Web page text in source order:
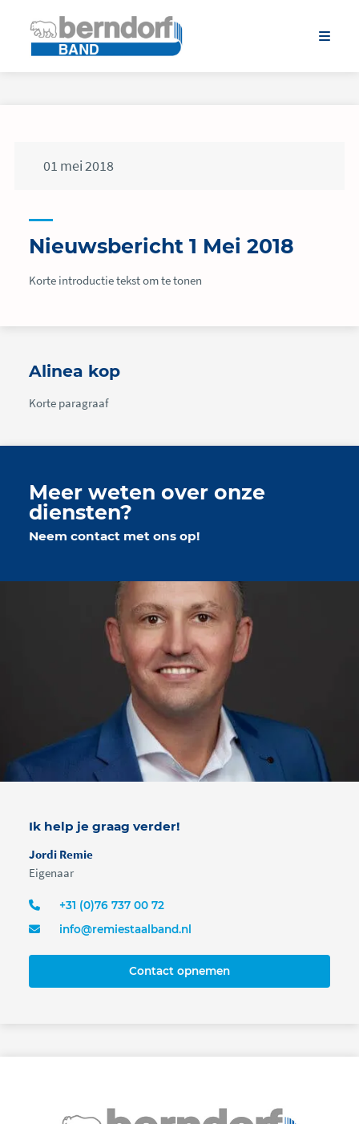
01 mei2018
Nieuwsbericht 1 Mei 2018
Korte introductie tekst om te tonen
Alinea kop
Korte paragraaf
Meer weten over onze
diensten?
Neem contact met ons op!
Ik help je graag verder!
Jordi Remie
Eigenaar
+31 (0)76 737 00 72
info@remiestaalband.nl
Contact opnemen